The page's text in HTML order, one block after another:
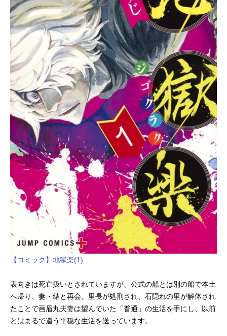
【コミック】地獄楽(1)
表向きは死亡扱いとされていますが、公式の船とは別の船で本土
へ帰り、妻・結と再会。里長が処刑され、石隠れの里が解体され
たことで画眉丸夫妻は望んでいた「普通」の生活を手にし、以前
とはまるで違う平穏な生活を送っています。